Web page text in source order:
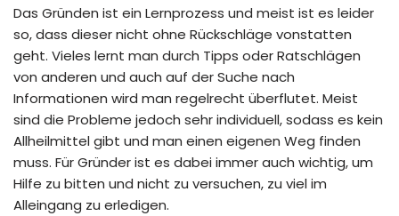
Das Gründen ist ein Lernprozess und meist ist es leider
so, dass dieser nicht ohne Rückschläge vonstatten
geht. Vieles lernt man durch Tipps oder Ratschlägen
von anderen und auch auf der Suche nach
Informationen wird man regelrecht überflutet. Meist
sind die Probleme jedoch sehr individuell, sodass es kein
Allheilmittel gibt und man einen eigenen Weg finden
muss. Für Gründer ist es dabei immer auch wichtig, um
Hilfe zu bitten und nicht zu versuchen, zu viel im
Alleingang zu erledigen.